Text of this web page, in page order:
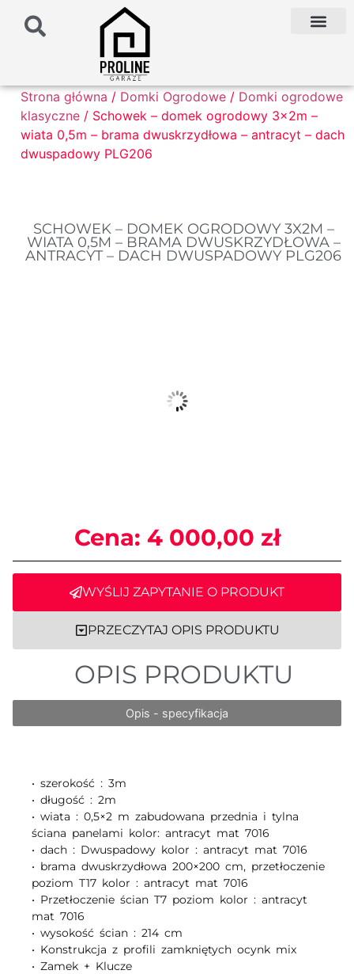
Strona główna / Domki Ogrodowe / Domki ogrodowe
klasyczne / Schowek – domek ogrodowy 3x2m –
wiata 0,5m – brama dwuskrzydłowa – antracyt – dach
dwuspadowy PLG206
SCHOWEK – DOMEK OGRODOWY 3X2M –
WIATA 0,5M – BRAMA DWUSKRZYDŁOWA –
ANTRACYT – DACH DWUSPADOWY PLG206
Cena: 4 000,00 zł
WYŚLIJ ZAPYTANIE O PRODUKT
PRZECZYTAJ OPIS PRODUKTU
OPIS PRODUKTU
Opis - specyfikacja
• szerokość : 3m
• długość : 2m
• wiata : 0,5×2 m zabudowana przednia i tylna
ściana panelami kolor: antracyt mat 7016
• dach : Dwuspadowy kolor : antracyt mat 7016
• brama dwuskrzydłowa 200×200 cm, przetłoczenie
poziom T17 kolor : antracyt mat 7016
• Przetłoczenie ścian T7 poziom kolor : antracyt
mat 7016
• wysokość ścian : 214 cm
• Konstrukcja z profili zamkniętych ocynk mix
• Zamek + Klucze